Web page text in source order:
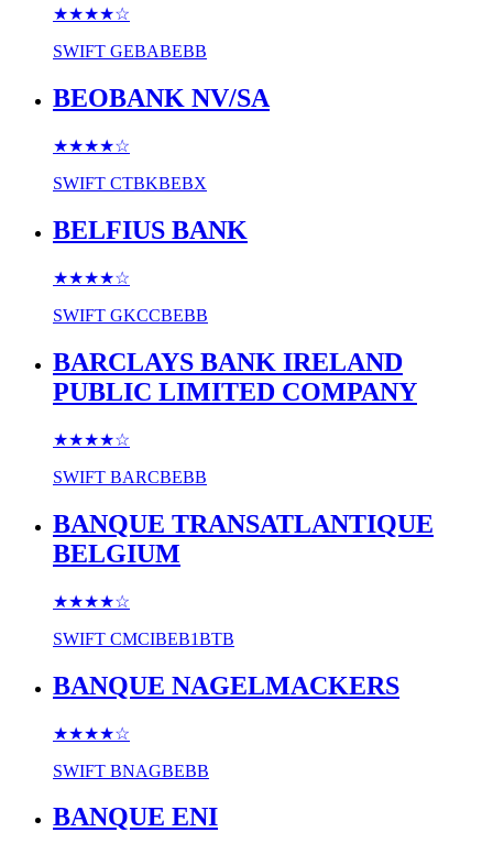
★★★★☆
SWIFT GEBABEBB
BEOBANK NV/SA
★★★★☆
SWIFT CTBKBEBX
BELFIUS BANK
★★★★☆
SWIFT GKCCBEBB
BARCLAYS BANK IRELAND
PUBLIC LIMITED COMPANY
★★★★☆
SWIFT BARCBEBB
BANQUE TRANSATLANTIQUE
BELGIUM
★★★★☆
SWIFT CMCIBEB1BTB
BANQUE NAGELMACKERS
★★★★☆
SWIFT BNAGBEBB
BANQUE ENI